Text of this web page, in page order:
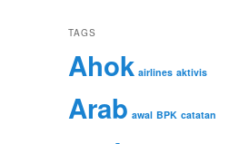
TAGS
Ahok airlines aktivis
Arab awal BPK catatan